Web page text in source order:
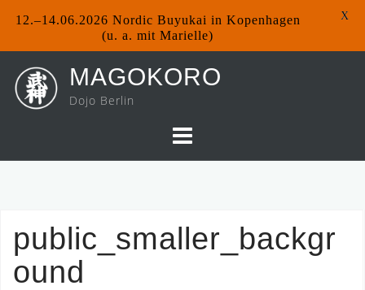
content
MAGOKORO
Dojo Berlin
public_smaller_backgr
ound
12.–14.06.2026 Nordic Buyukai in Kopenhagen
(u. a. mit Marielle)
X